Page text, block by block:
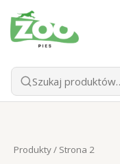
Przejdź
do
treści
Produkty/ Strona 2